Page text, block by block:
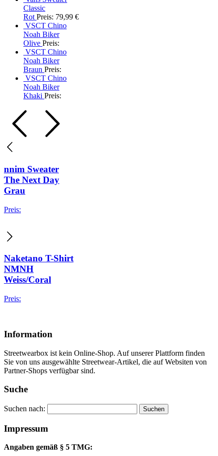
Classic
Rot Preis: 79,99 €
VSCT Chino
Noah Biker
Olive Preis:
VSCT Chino
Noah Biker
Braun Preis:
VSCT Chino
Noah Biker
Khaki Preis:
nnim Sweater
The Next Day
Grau
Preis:
Naketano T-Shirt
NMNH
Weiss/Coral
Preis:
Information
Streetwearbox ist kein Online-Shop. Auf unserer Plattform finden
Sie von uns ausgewählte Streetwear-Artikel, die auf Websiten von
Partner-Shops verfügbar sind.
Suche
Suchen nach:
Impressum
Angaben gemäß § 5 TMG: